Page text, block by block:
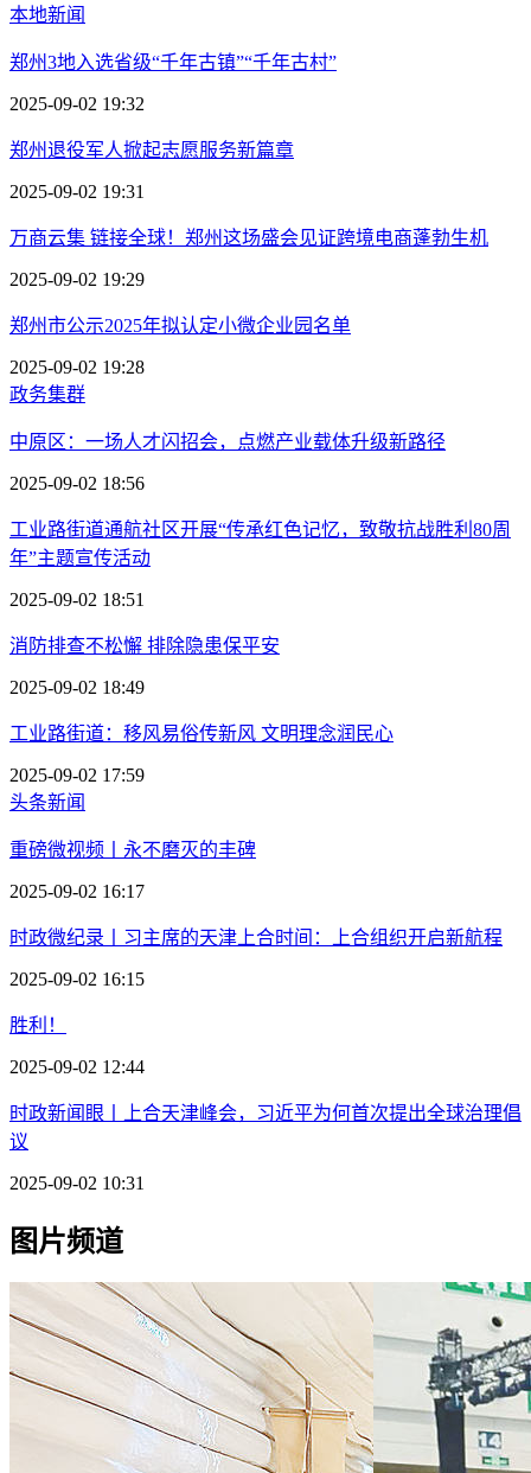
本地新闻
郑州3地入选省级“千年古镇”“千年古村”
2025-09-02 19:32
郑州退役军人掀起志愿服务新篇章
2025-09-02 19:31
万商云集 链接全球！郑州这场盛会见证跨境电商蓬勃生机
2025-09-02 19:29
郑州市公示2025年拟认定小微企业园名单
2025-09-02 19:28
政务集群
中原区：一场人才闪招会，点燃产业载体升级新路径
2025-09-02 18:56
工业路街道通航社区开展“传承红色记忆，致敬抗战胜利80周
年”主题宣传活动
2025-09-02 18:51
消防排查不松懈 排除隐患保平安
2025-09-02 18:49
工业路街道：移风易俗传新风 文明理念润民心
2025-09-02 17:59
头条新闻
重磅微视频丨永不磨灭的丰碑
2025-09-02 16:17
时政微纪录丨习主席的天津上合时间：上合组织开启新航程
2025-09-02 16:15
胜利！
2025-09-02 12:44
时政新闻眼丨上合天津峰会，习近平为何首次提出全球治理倡
议
2025-09-02 10:31
图片频道